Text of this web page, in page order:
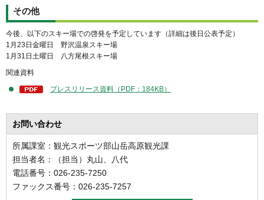
その他
今後、以下のスキー場での啓発を予定しています（詳細は後日公表予定）
1月23日金曜日 野沢温泉スキー場
1月31日土曜日 八方尾根スキー場
関連資料
プレスリリース資料（PDF：184KB）
お問い合わせ
所属課室：観光スポーツ部山岳高原観光課
担当者名：（担当）丸山、八代
電話番号：026-235-7250
ファックス番号：026-235-7257